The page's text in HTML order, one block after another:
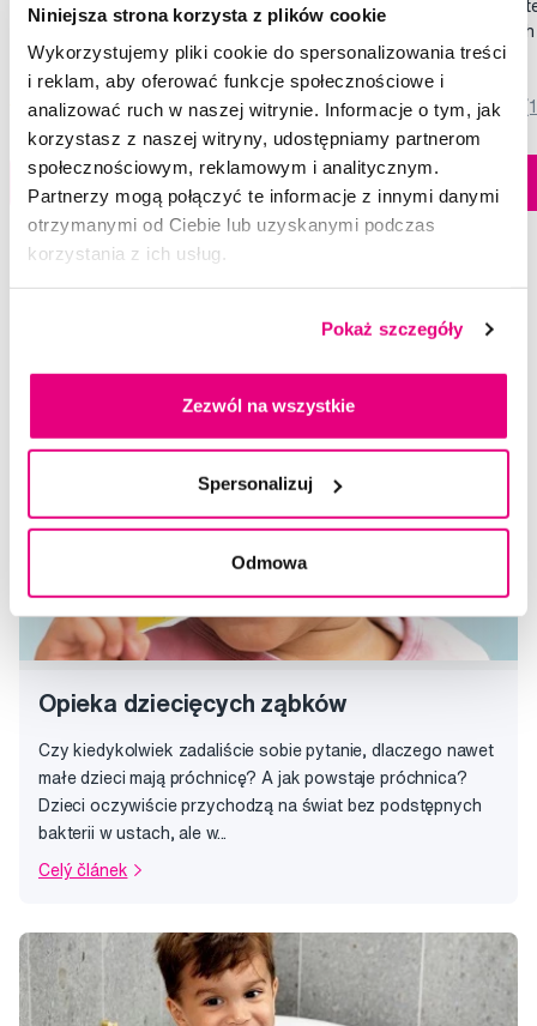
Niniejsza strona korzysta z plików cookie
Wykorzystujemy pliki cookie do spersonalizowania treści
i reklam, aby oferować funkcje społecznościowe i
analizować ruch w naszej witrynie. Informacje o tym, jak
korzystasz z naszej witryny, udostępniamy partnerom
społecznościowym, reklamowym i analitycznym.
Partnerzy mogą połączyć te informacje z innymi danymi
otrzymanymi od Ciebie lub uzyskanymi podczas
korzystania z ich usług.
Pokaż szczegóły
Zezwól na wszystkie
Spersonalizuj
Odmowa
TePe Kids x-soft, korzystne opakowanie
3+1 gratis
27,90 Zł
5,0 /5 (232x)
Do koszyka
Dostępny > 5 szt
Natychmiast w
1 sklepie
Jordan Step 1
gryzakiem dla
8,50 Zł
5,0/5
Do koszyka
Opieka dziecięcych ząbków
Czy kiedykolwiek zadaliście sobie pytanie, dlaczego nawet
małe dzieci mają próchnicę? A jak powstaje próchnica?
Dzieci oczywiście przychodzą na świat bez podstępnych
bakterii w ustach, ale w...
Celý článek